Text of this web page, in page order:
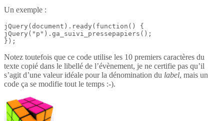
Un exemple :
jQuery(document).ready(function() {
jQuery("p").ga_suivi_pressepapiers();
});
Notez toutefois que ce code utilise les 10 premiers caractères du
texte copié dans le libellé de l’évènement, je ne certifie pas qu’il
s’agit d’une valeur idéale pour la dénomination du label, mais un
code ça se modifie tout le temps :-).